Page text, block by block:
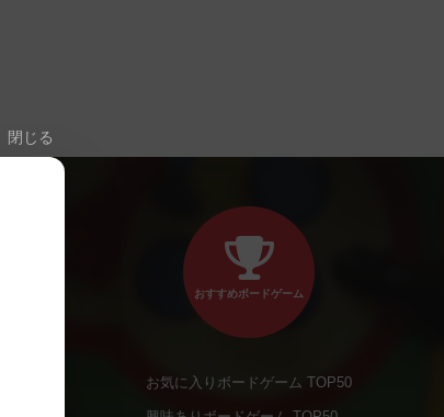
閉じる
おすすめボードゲーム
お気に入りボードゲーム TOP50